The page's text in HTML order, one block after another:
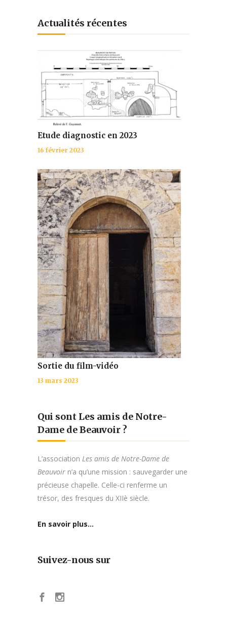
Actualités récentes
Etude diagnostic en 2023
16 février 2023
Sortie du film-vidéo
13 mars 2023
Qui sont Les amis de Notre-
Dame de Beauvoir ?
L’association Les amis de Notre-Dame de
Beauvoir n’a qu’une mission : sauvegarder une
précieuse chapelle. Celle-ci renferme un
trésor, des fresques du XIIè siècle.
En savoir plus…
Suivez-nous sur